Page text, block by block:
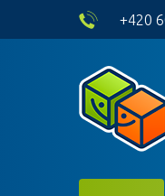
skip to main content
+420